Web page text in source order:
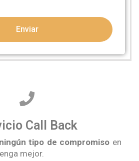
Call Back
tipo de compromiso en
mejor.